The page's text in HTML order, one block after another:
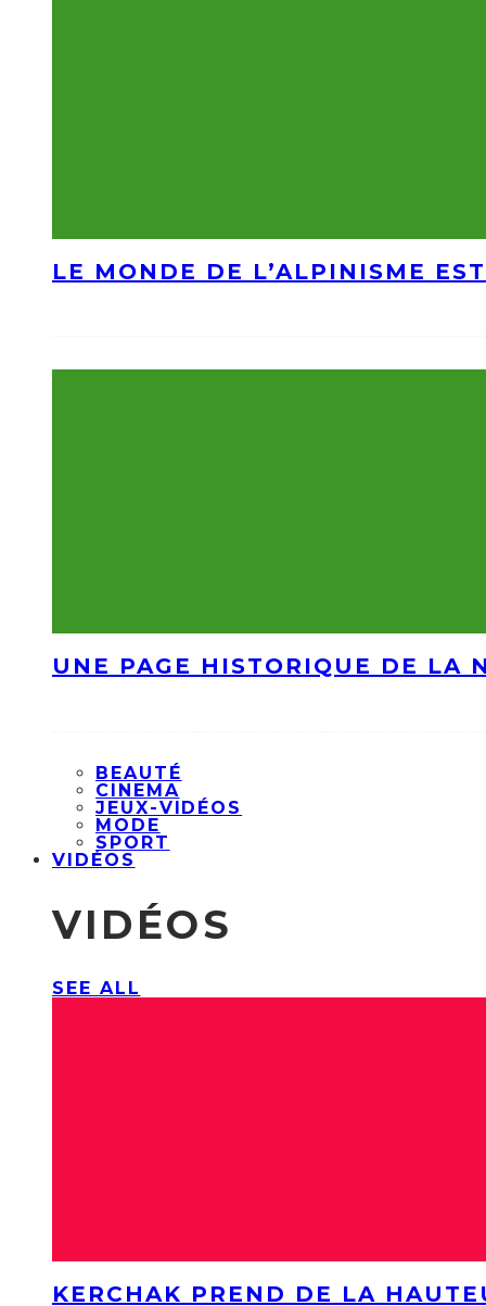
LE MONDE DE L’ALPINISME
UNE PAGE HISTORIQUE DE LA
BEAUTÉ
CINEMA
JEUX-VIDÉOS
MODE
SPORT
VIDÉOS
VIDÉOS
SEE ALL
KERCHAK PREND DE LA